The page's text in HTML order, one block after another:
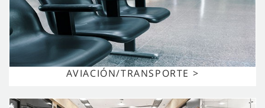
AVIACIÓN/TRANSPORTE >